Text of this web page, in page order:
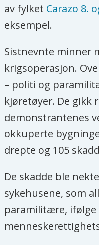
av fylket Carazo 8.
eksempel.
Sistnevnte minner
krigsoperasjon.
– politi og
kjøretøyer. De gikk
demonstrantenes
okkuperte
drepte og 105
De skadde ble
sykehusene, som
paramilitære, ifølge